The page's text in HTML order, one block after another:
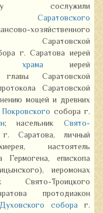
сослужили
Саратовского
хозяйственного
г. Саратова иерей
храма иерей
главы Саратовской
Саратовской
мощей и древних
Покровского собора г.
; насельник Свято-
Саратова, личный
настоятель
Гермогена, епископа
иеромонах
Свято-Троицкого
протодиакон
собора г.